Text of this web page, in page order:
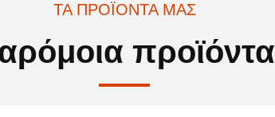
ΤΑ ΠΡΟΪΌΝΤΑ ΜΑΣ
προϊόντα